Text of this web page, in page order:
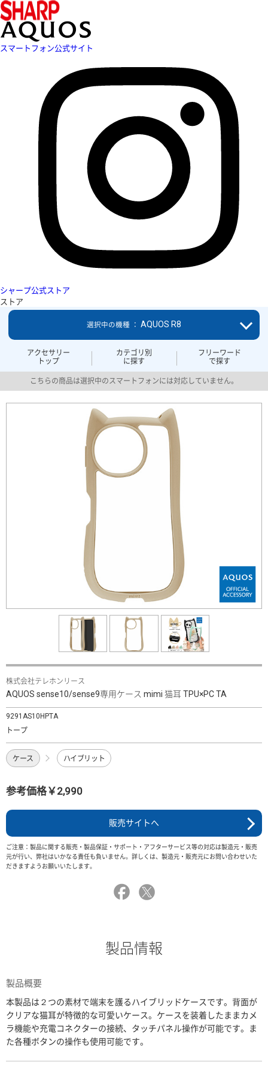
スマートフォン公式サイト
シャープ公式ストア
ストア
アクセサリー
トップ
カテゴリ別
に探す
フリーワード
で探す
選択中の機種 ： AQUOS R8
こちらの商品は選択中のスマートフォンには対応していません。
株式会社テレホンリース
AQUOS sense10/sense9専用ケース mimi 猫耳 TPU×PC TA
9291AS10HPTA
トープ
ケース ハイブリット
参考価格￥2,990
販売サイトへ
ご注意：製品に関する販売・製品保証・サポート・アフターサービス等の対応は製造元・販売
元が行い、弊社はいかなる責任も負いません。詳しくは、製造元・販売元にお問い合わせいた
だきますようお願いいたします。
製品情報
製品概要
本製品は２つの素材で端末を護るハイブリッドケースです。背面が
クリアな猫耳が特徴的な可愛いケース。ケースを装着したままカメ
ラ機能や充電コネクターの接続、タッチパネル操作が可能です。ま
た各種ボタンの操作も使用可能です。